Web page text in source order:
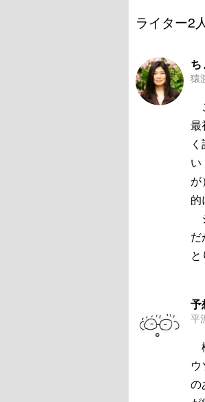
ライター2
ち
猿
最
い
が
的
だ
予
平
の